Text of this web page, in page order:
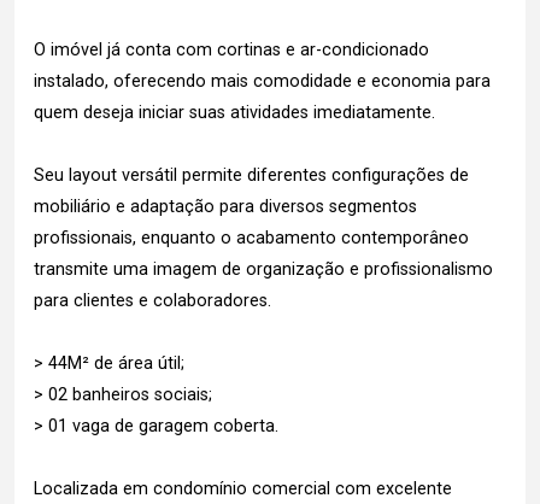
O imóvel já conta com cortinas e ar-condicionado
instalado, oferecendo mais comodidade e economia para
quem deseja iniciar suas atividades imediatamente.
Seu layout versátil permite diferentes configurações de
mobiliário e adaptação para diversos segmentos
profissionais, enquanto o acabamento contemporâneo
transmite uma imagem de organização e profissionalismo
para clientes e colaboradores.
> 44M² de área útil;
> 02 banheiros sociais;
> 01 vaga de garagem coberta.
Localizada em condomínio comercial com excelente